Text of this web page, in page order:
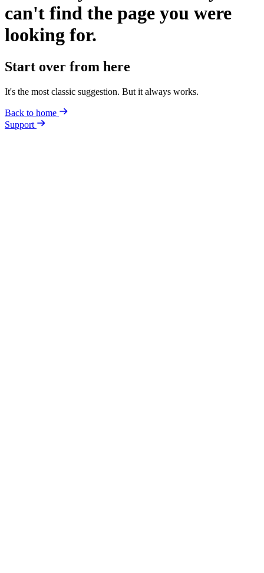
can't find the page you were
looking for.
Start over from here
It's the most classic suggestion. But it always works.
Back to home
Support